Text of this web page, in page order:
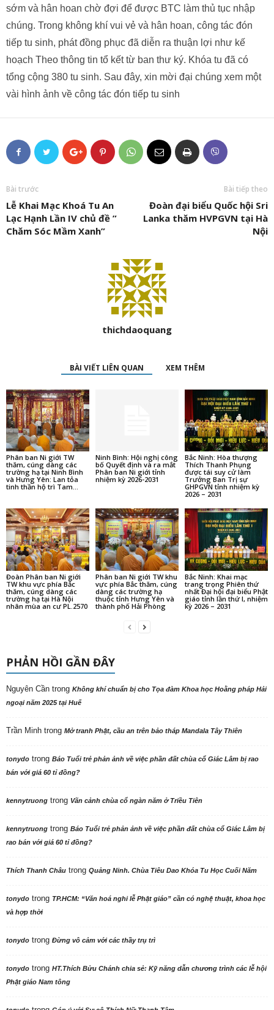
sớm và hân hoan chờ đợi để được BTC làm thủ tục nhập
chúng. Trong không khí vui vẻ và hân hoan, công tác đón
tiếp tu sinh, phát đồng phục đã diễn ra thuận lợi như kế
hoạch Theo thông tin tổ kết từ ban thư ký. Khóa tu đã có
tổng cộng 380 tu sinh. Sau đây, xin mời đại chúng xem một
vài hình ảnh về công tác đón tiếp tu sinh
Bài trước
Lễ Khai Mạc Khoá Tu An
Lạc Hạnh Lần IV chủ đề ”
Chăm Sóc Mầm Xanh”
Bài tiếp theo
Đoàn đại biểu Quốc hội Sri
Lanka thăm HVPGVN tại Hà
Nội
thichdaoquang
BÀI VIẾT LIÊN QUAN XEM THÊM
Phân ban Ni giới TW
thăm, cúng dàng các
trường hạ tại Ninh Bình
và Hưng Yên: Lan tỏa
tinh thần hộ trì Tam...
Ninh Bình: Hội nghị công
bố Quyết định và ra mắt
Phân ban Ni giới tỉnh
nhiệm kỳ 2026-2031
Bắc Ninh: Hòa thượng
Thích Thanh Phụng
được tái suy cử làm
Trưởng Ban Trị sự
GHPGVN tỉnh nhiệm kỳ
2026 – 2031
Đoàn Phân ban Ni giới
TW khu vực phía Bắc
thăm, cúng dàng các
trường hạ tại Hà Nội
nhân mùa an cư PL.2570
Phân ban Ni giới TW khu
vực phía Bắc thăm, cúng
dàng các trường hạ
thuộc tỉnh Hưng Yên và
thành phố Hải Phòng
Bắc Ninh: Khai mạc
trang trọng Phiên thứ
nhất Đại hội đại biểu Phật
giáo tỉnh lần thứ I, nhiệm
kỳ 2026 – 2031
PHẢN HỒI GẦN ĐÂY
Nguyên Cần trong Không khí chuẩn bị cho Tọa đàm Khoa học Hoằng pháp Hải
ngoại năm 2025 tại Huế
Trần Minh trong Mở tranh Phật, cầu an trên bảo tháp Mandala Tây Thiên
tonydo trong Báo Tuổi trẻ phản ảnh về việc phần đất chùa cổ Giác Lâm bị rao
bán với giá 60 tỉ đồng?
kennytruong trong Vãn cảnh chùa cổ ngàn năm ở Triều Tiên
kennytruong trong Báo Tuổi trẻ phản ảnh về việc phần đất chùa cổ Giác Lâm bị
rao bán với giá 60 tỉ đồng?
Thích Thanh Châu trong Quảng Ninh. Chùa Tiêu Dao Khóa Tu Học Cuối Năm
tonydo trong TP.HCM: “Văn hoá nghi lễ Phật giáo” cần có nghệ thuật, khoa học
và hợp thời
tonydo trong Đừng vô cảm với các thầy trụ trì
tonydo trong HT.Thích Bửu Chánh chia sẻ: Kỹ năng dẫn chương trình các lễ hội
Phật giáo Nam tông